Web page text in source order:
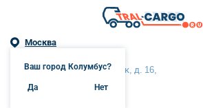
Москва
Ваш город Колумбус?
Да Нет
Москва, Сходненский тупик, д. 16,